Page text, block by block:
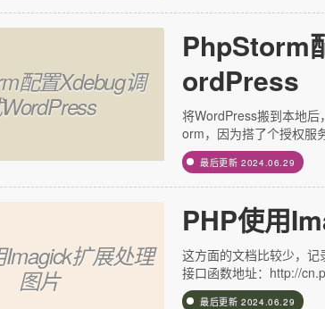
配置Xdebug调
PhpStorm
ordPress
将WordPress搬到本地
orm，因为搭了个授权服
最后更新2024.06.29
扩展处理
图片
PHP使用
这方面的文档比较少，
接口函数地址：http://
最后更新2024.06.29